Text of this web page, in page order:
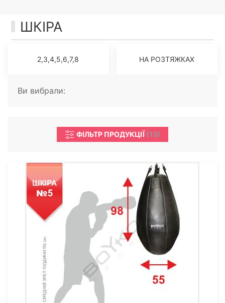
ШКІРА
2,3,4,5,6,7,8 НА РОЗТЯЖКАХ
Ви вибрали:
ФІЛЬТР ПРОДУКЦІЇ(13)